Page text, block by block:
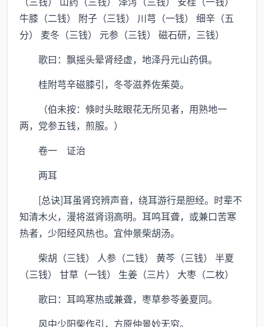
牛膝（二钱） 附子（三钱） 川芎（一钱） 细辛（五
分） 麦冬（三钱） 元参（三钱） 磁石研，三钱）
歌曰：飘摇头晕肾经虚，地泽丹元山药俱。
桂附芎辛磁膝引，冬苓滋养佐茱萸。
（伯未按：倏时头眩眼花无所见者，用熟地一
两，党参五钱，煎服。）
卷一 证治
两耳
[总诀]耳虽肾窍辨声音，绕耳游行是胆经。时辈不
知清木火，漫将滋肾诩高明。耳鸣耳聋，或兼口苦寒
热者，少阳经风热也。宜仲景柴胡汤。
柴胡（三钱） 人参（二钱） 黄芩（三钱） 半夏
（三钱） 甘草（一钱） 生姜（三片） 大枣（二枚）
歌曰：耳鸣寒热或兼聋，枣草参苓姜夏同。
风中少阳柴作引，方原仲景妙无穷。